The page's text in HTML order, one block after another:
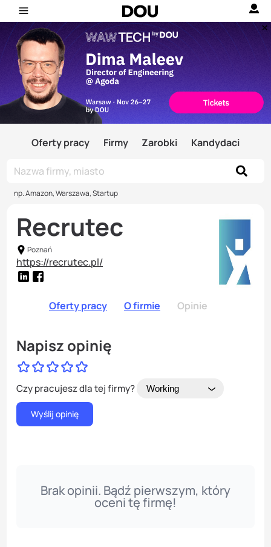
Oferty pracy Firmy Zarobki Kandydaci
np. Amazon, Warszawa, Startup
Recrutec
Poznań
https://recrutec.pl/
Oferty pracy O firmie Opinie
Napisz opinię
Czy pracujesz dla tej firmy?
Brak opinii. Bądź pierwszym, który
oceni tę firmę!